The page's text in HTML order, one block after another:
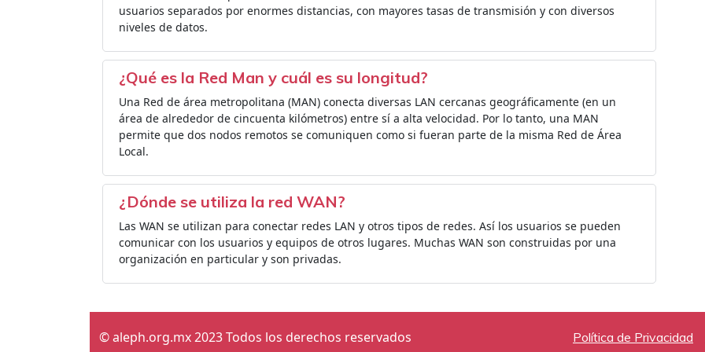
usuarios separados por enormes distancias, con mayores tasas de transmisión y con diversos
niveles de datos.
¿Qué es la Red Man y cuál es su longitud?
Una Red de área metropolitana (MAN) conecta diversas LAN cercanas geográficamente (en un
área de alrededor de cincuenta kilómetros) entre sí a alta velocidad. Por lo tanto, una MAN
permite que dos nodos remotos se comuniquen como si fueran parte de la misma Red de Área
Local.
¿Dónde se utiliza la red WAN?
Las WAN se utilizan para conectar redes LAN y otros tipos de redes. Así los usuarios se pueden
comunicar con los usuarios y equipos de otros lugares. Muchas WAN son construidas por una
organización en particular y son privadas.
© aleph.org.mx 2023 Todos los derechos reservados Política de Privacidad